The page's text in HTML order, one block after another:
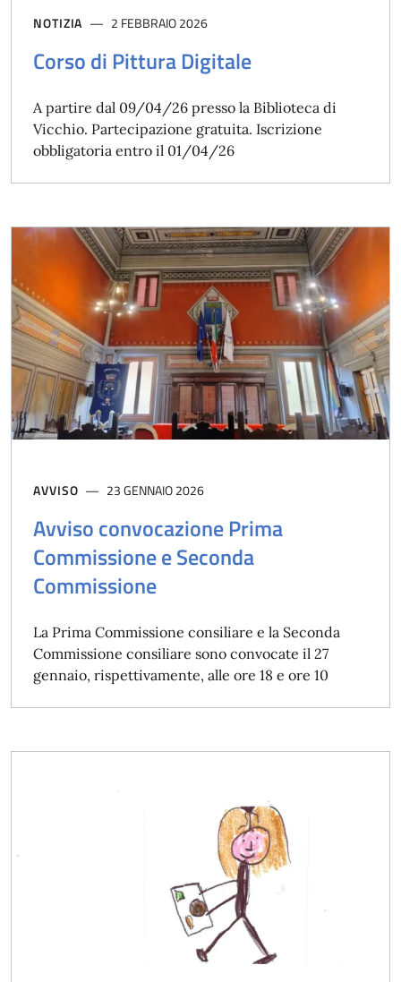
NOTIZIA 2 FEBBRAIO 2026
Corso di Pittura Digitale
A partire dal 09/04/26 presso la Biblioteca di
Vicchio. Partecipazione gratuita. Iscrizione
obbligatoria entro il 01/04/26
AVVISO 23 GENNAIO 2026
Avviso convocazione Prima
Commissione e Seconda
Commissione
La Prima Commissione consiliare e la Seconda
Commissione consiliare sono convocate il 27
gennaio, rispettivamente, alle ore 18 e ore 10